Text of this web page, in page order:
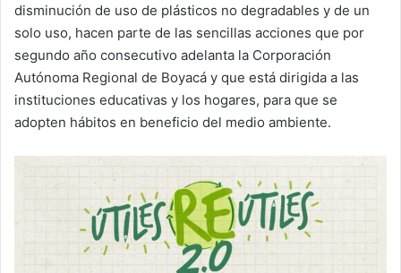
disminución de uso de plásticos no degradables y de un
solo uso, hacen parte de las sencillas acciones que por
segundo año consecutivo adelanta la Corporación
Autónoma Regional de Boyacá y que está dirigida a las
instituciones educativas y los hogares, para que se
adopten hábitos en beneficio del medio ambiente.